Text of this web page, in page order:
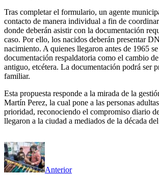
Tras completar el formulario, un agente
contacto de manera individual a fin de
donde deberán asistir con la documentación
caso. Por ello, los nacidos deberán presentar
nacimiento. A quienes llegaron antes de 1965
documentación respaldatoria como el cambio
antiguo, etcétera. La documentación podrá ser
familiar.
Esta propuesta responde a la mirada de la
Martín Perez, la cual pone a las personas
prioridad, reconociendo el compromiso diario
llegaron a la ciudad a mediados de la década del
Anterior